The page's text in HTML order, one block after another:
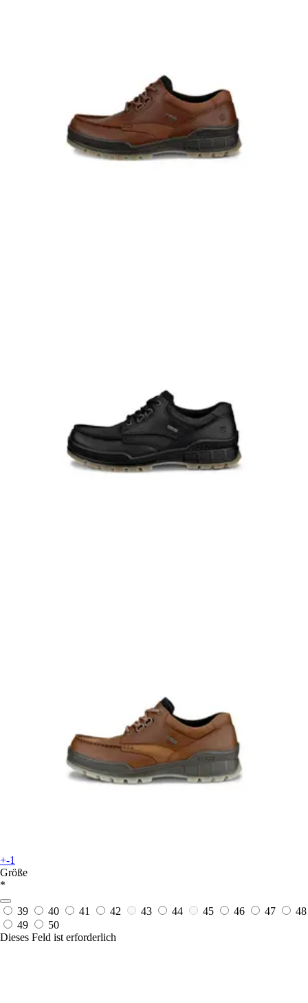
+-1
Größe
*
39 40 41 42 43 44 45 46 47
48
49
50
Dieses Feld ist erforderlich